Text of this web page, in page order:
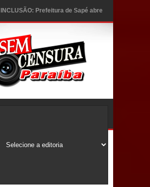
INCLUSÃO: Prefeitura de Sapé abre
Social; veja documentação
necessária!